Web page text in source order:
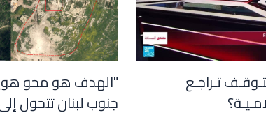
تـراجـع
"الهدف هو محو
جنوب لبنان تتحول